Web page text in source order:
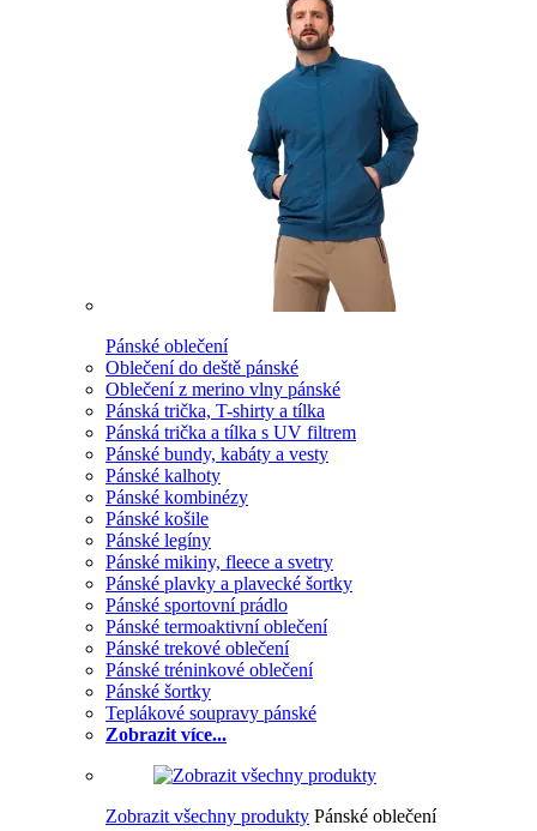
Pánské oblečení
Oblečení do deště pánské
Oblečení z merino vlny pánské
Pánská trička, T-shirty a tílka
Pánská trička a tílka s UV filtrem
Pánské bundy, kabáty a vesty
Pánské kalhoty
Pánské kombinézy
Pánské košile
Pánské legíny
Pánské mikiny, fleece a svetry
Pánské plavky a plavecké šortky
Pánské sportovní prádlo
Pánské termoaktivní oblečení
Pánské trekové oblečení
Pánské tréninkové oblečení
Pánské šortky
Teplákové soupravy pánské
Zobrazit více...
Zobrazit všechny produkty Pánské oblečení